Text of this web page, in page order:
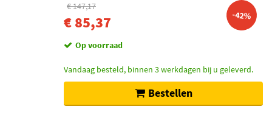
€ 147,17
€ 85,37 -42%
Op voorraad
Vandaag besteld, binnen 3 werkdagen bij u geleverd.
Bestellen